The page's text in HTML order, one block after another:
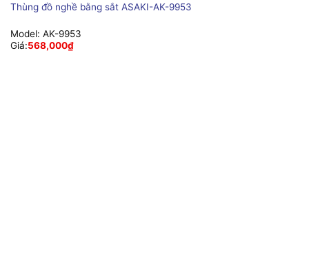
Thùng đồ nghề bằng sắt ASAKI-AK-9953
Model: AK-9953
Giá:568,000₫